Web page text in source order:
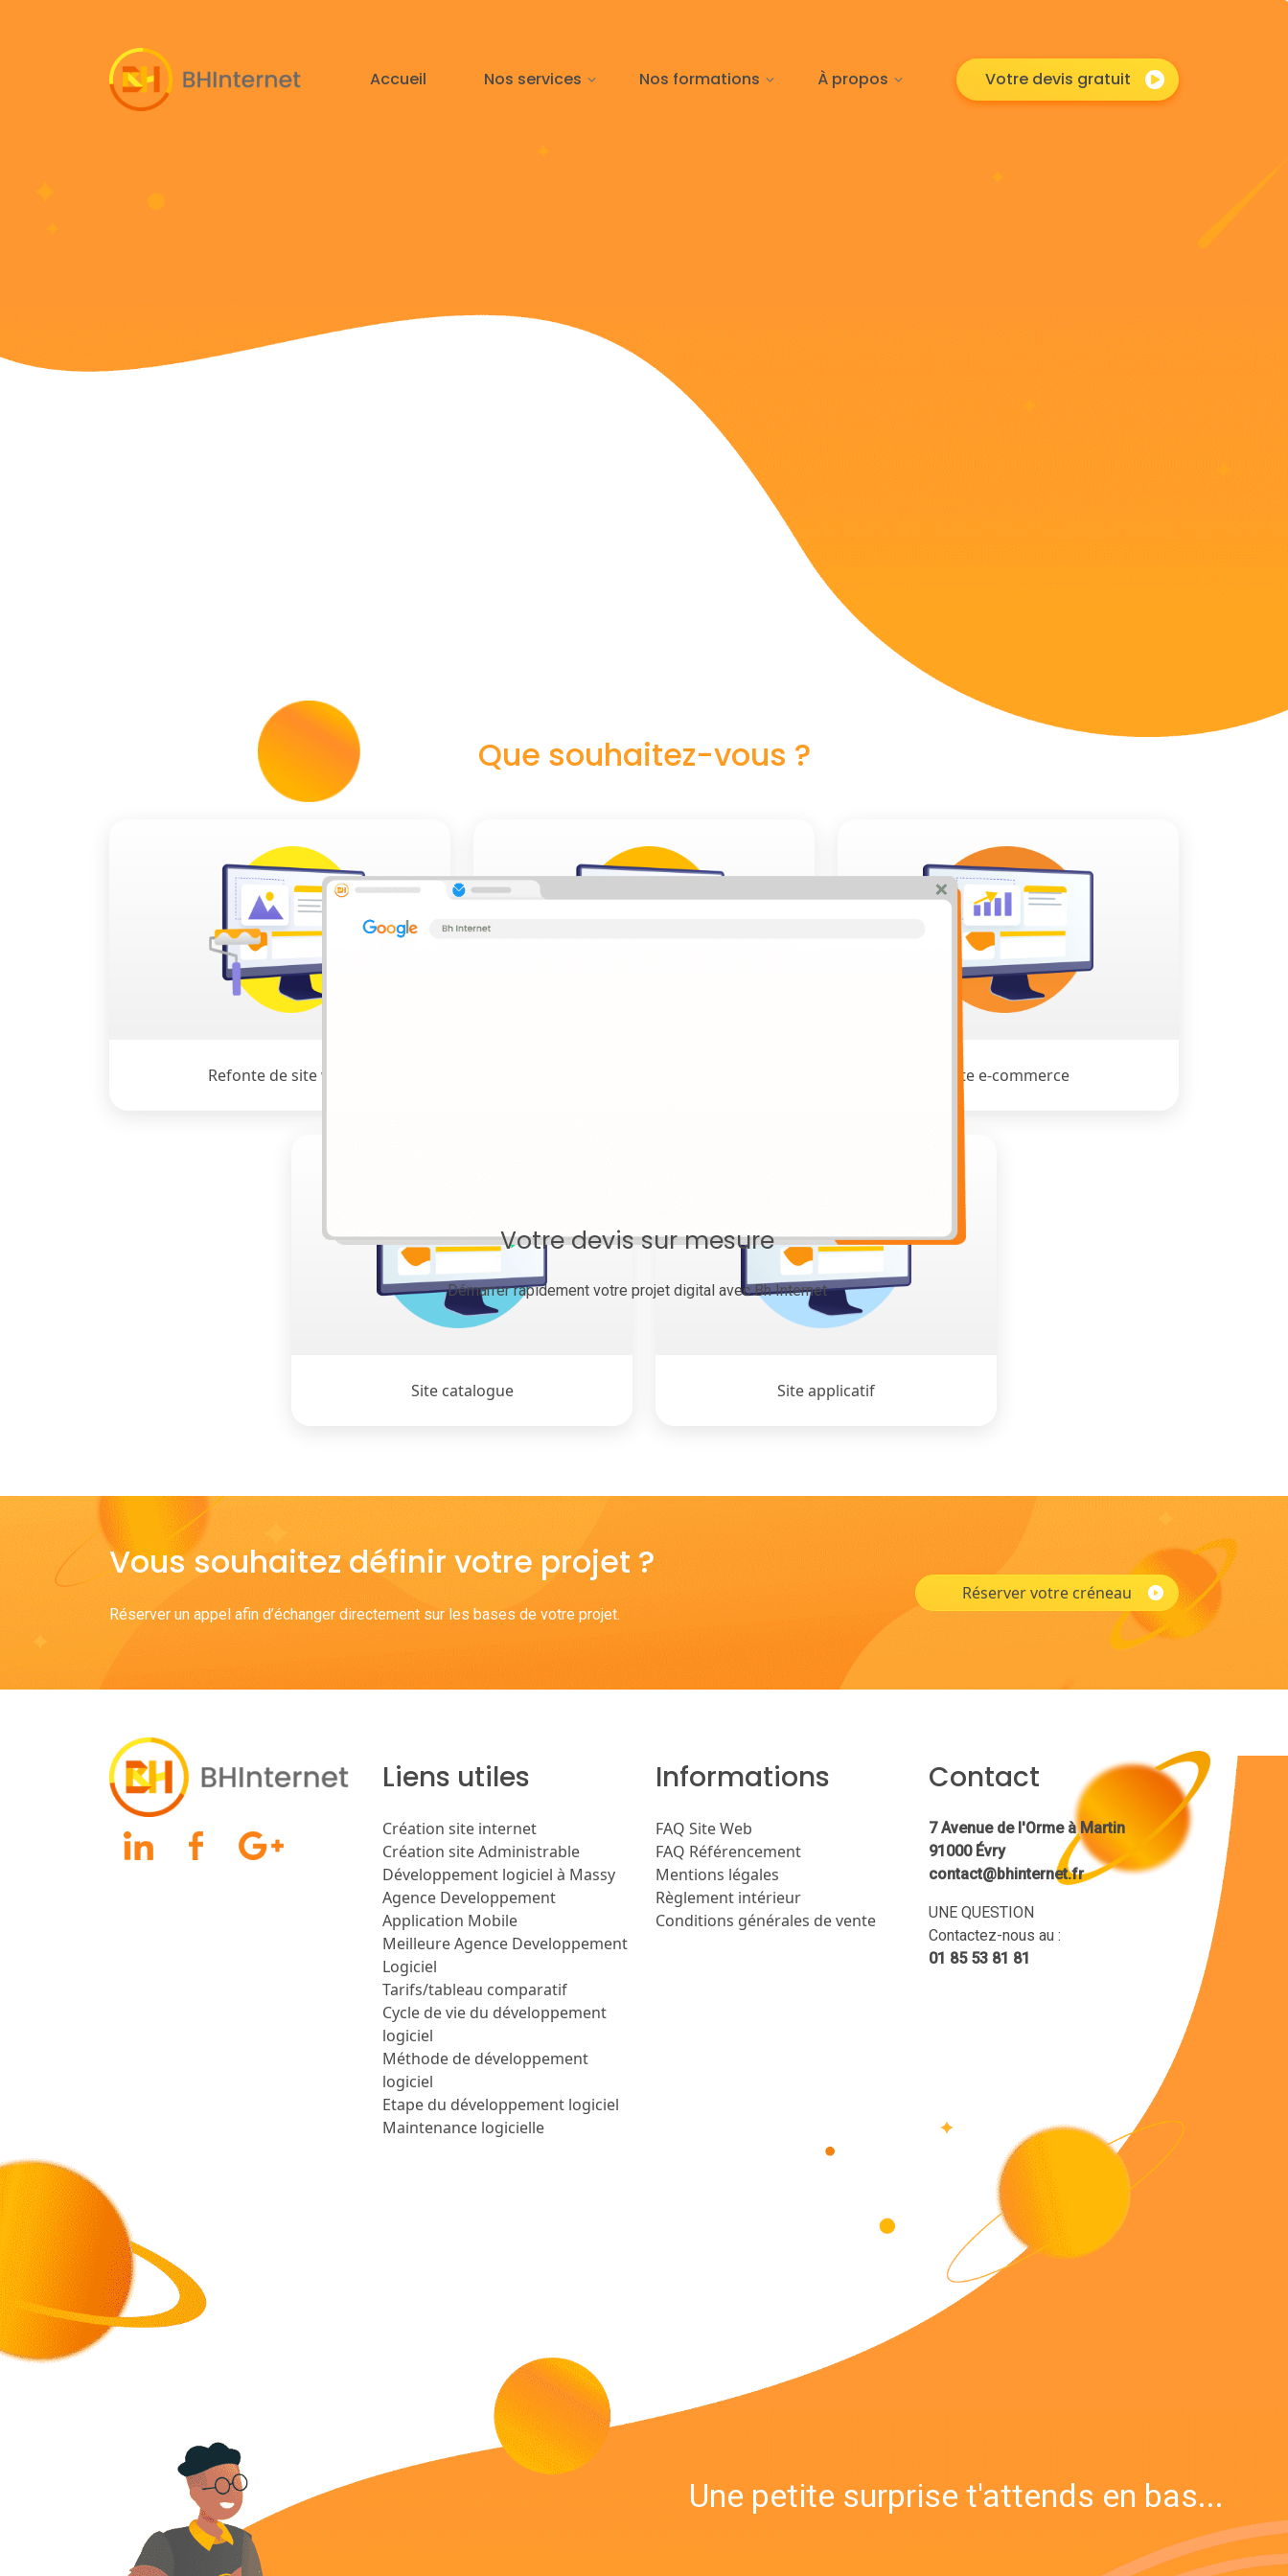
Accueil Nos services Nos formations À propos Votre devis gratuit
Votre devis sur mesure
Démarrer rapidement votre projet digital avec Bh Internet
Que souhaitez-vous ?
Refonte de site web Site e-commerce
Site catalogue Site applicatif
Vous souhaitez définir votre projet ?
Réserver un appel afin d’échanger directement sur les bases de votre projet.
Réserver votre créneau
Liens utiles
Création site internet
Création site Administrable
Développement logiciel à Massy
Agence Developpement
Application Mobile
Meilleure Agence Developpement
Logiciel
Tarifs/tableau comparatif
Cycle de vie du développement
logiciel
Méthode de développement
logiciel
Etape du développement logiciel
Maintenance logicielle
Informations
FAQ Site Web
FAQ Référencement
Mentions légales
Règlement intérieur
Conditions générales de vente
Contact
7 Avenue de l'Orme à Martin
91000 Évry
contact@bhinternet.fr
UNE QUESTION
Contactez-nous au :
01 85 53 81 81
Une petite surprise t'attends en bas...